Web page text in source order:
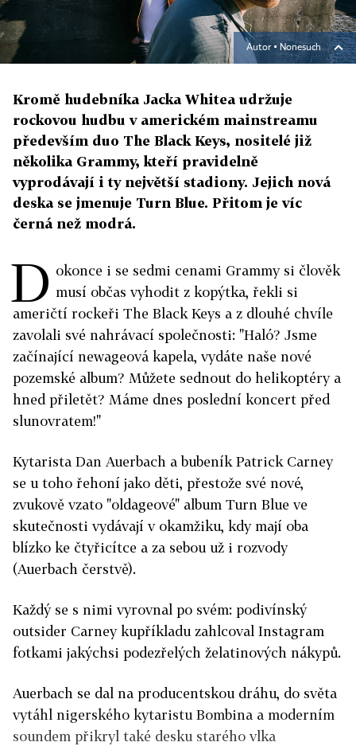
Autor ▪ Nonesuch
Kromě hudebníka Jacka Whitea udržuje
rockovou hudbu v americkém mainstreamu
především duo The Black Keys, nositelé již
několika Grammy, kteří pravidelně
vyprodávají i ty největší stadiony. Jejich nová
deska se jmenuje Turn Blue. Přitom je víc
černá než modrá.
D okonce i se sedmi cenami Grammy si člověk
musí občas vyhodit z kopýtka, řekli si
američtí rockeři The Black Keys a z dlouhé chvíle
zavolali své nahrávací společnosti: "Haló? Jsme
začínající newageová kapela, vydáte naše nové
pozemské album? Můžete sednout do helikoptéry a
hned přiletět? Máme dnes poslední koncert před
slunovratem!"
Kytarista Dan Auerbach a bubeník Patrick Carney
se u toho řehoní jako děti, přestože své nové,
zvukově vzato "oldageové" album Turn Blue ve
skutečnosti vydávají v okamžiku, kdy mají oba
blízko ke čtyřicítce a za sebou už i rozvody
(Auerbach čerstvě).
Každý se s nimi vyrovnal po svém: podivínský
outsider Carney kupříkladu zahlcoval Instagram
fotkami jakýchsi podezřelých želatinových nákypů.
Auerbach se dal na producentskou dráhu, do světa
vytáhl nigerského kytaristu Bombina a moderním
soundem přikryl také desku starého vlka